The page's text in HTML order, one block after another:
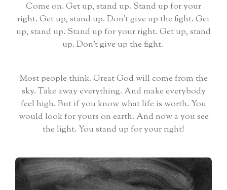
Come on. Get up, stand up. Stand up for your
right. Get up, stand up. Don't give up the fight. Get
up, stand up. Stand up for your right. Get up, stand
up. Don't give up the fight.
Most people think. Great God will come from the
sky. Take away everything. And make everybody
feel high. But if you know what life is worth. You
would look for yours on earth. And now a you see
the light. You stand up for your right!